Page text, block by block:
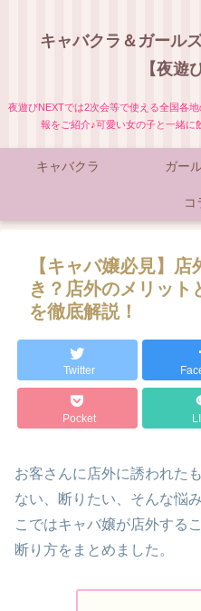
キャバクラ＆ガール
【夜遊
夜遊びNEXTでは2次会等で使える全国各
報をご紹介♪可愛い女の子と一緒に
キャバクラ ガー
コ
【キャバ嬢必見】
き？店外のメリット
を徹底解説！
Twitter
Pocket
お客さんに店外に誘われた
ない、断りたい、そんな悩
こではキャバ嬢が店外する
断り方をまとめました。